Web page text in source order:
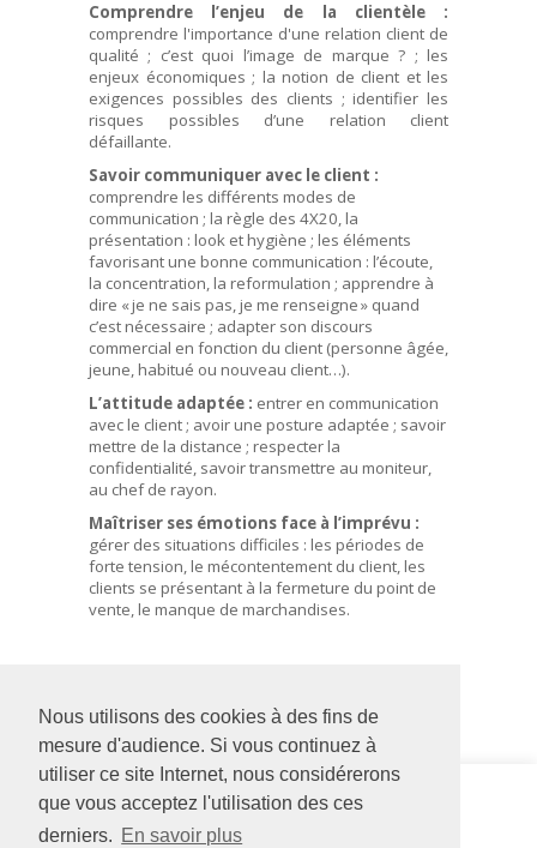
Nous utilisons des cookies à des fins de
mesure d'audience. Si vous continuez à
utiliser ce site Internet, nous considérerons
que vous acceptez l'utilisation des ces
derniers. En savoir plus
Comprendre l’enjeu de la clientèle :
comprendre l'importance d'une relation client de
qualité ; c’est quoi l’image de marque ? ; les
enjeux économiques ; la notion de client et les
exigences possibles des clients ; identifier les
risques possibles d’une relation client
défaillante.
Savoir communiquer avec le client :
comprendre les différents modes de
communication ; la règle des 4X20, la
présentation : look et hygiène ; les éléments
favorisant une bonne communication : l’écoute,
la concentration, la reformulation ; apprendre à
dire « je ne sais pas, je me renseigne » quand
c’est nécessaire ; adapter son discours
commercial en fonction du client (personne âgée,
jeune, habitué ou nouveau client…).
L’attitude adaptée : entrer en communication
avec le client ; avoir une posture adaptée ; savoir
mettre de la distance ; respecter la
confidentialité, savoir transmettre au moniteur,
au chef de rayon.
Maîtriser ses émotions face à l’imprévu :
gérer des situations difficiles : les périodes de
forte tension, le mécontentement du client, les
clients se présentant à la fermeture du point de
vente, le manque de marchandises.
Siège social
-BP 71857
Adapei